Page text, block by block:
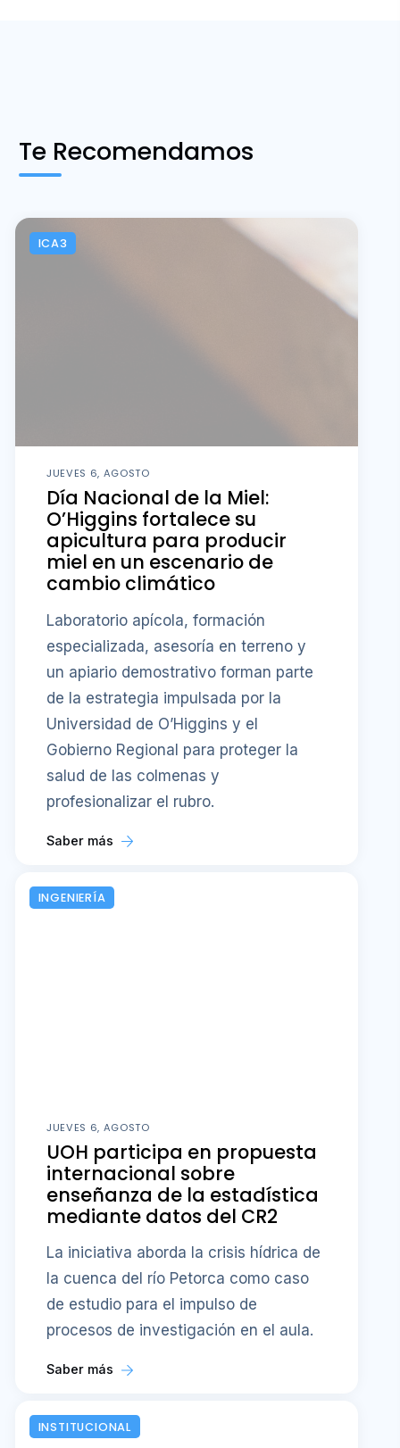
Te Recomendamos
ICA3
JUEVES 6, AGOSTO
Día Nacional de la Miel:
O’Higgins fortalece su
apicultura para producir
miel en un escenario de
cambio climático
Laboratorio apícola, formación
especializada, asesoría en terreno y
un apiario demostrativo forman parte
de la estrategia impulsada por la
Universidad de O’Higgins y el
Gobierno Regional para proteger la
salud de las colmenas y
profesionalizar el rubro.
Saber más
INGENIERÍA
JUEVES 6, AGOSTO
UOH participa en propuesta
internacional sobre
enseñanza de la estadística
mediante datos del CR2
La iniciativa aborda la crisis hídrica de
la cuenca del río Petorca como caso
de estudio para el impulso de
procesos de investigación en el aula.
Saber más
INSTITUCIONAL